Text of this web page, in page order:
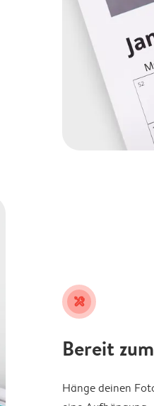
tools
Bereit
Hänge deinen